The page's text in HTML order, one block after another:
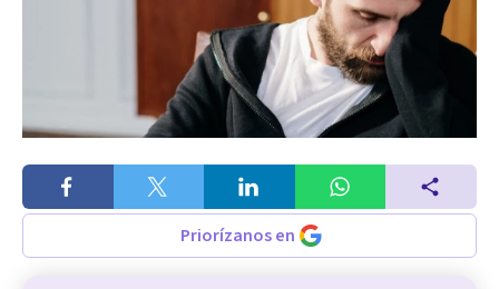
Priorízanos en